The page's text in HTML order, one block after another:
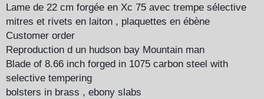
Lame de 22 cm forgée en Xc 75 avec trempe sélective
mitres et rivets en laiton , plaquettes en ébène
Customer order
Reproduction d un hudson bay Mountain man
Blade of 8.66 inch forged in 1075 carbon steel with
selective tempering
bolsters in brass , ebony slabs